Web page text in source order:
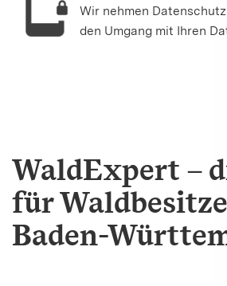
Wir nehmen
den Umgang mit Ihren
WaldExpert –
für
Baden-